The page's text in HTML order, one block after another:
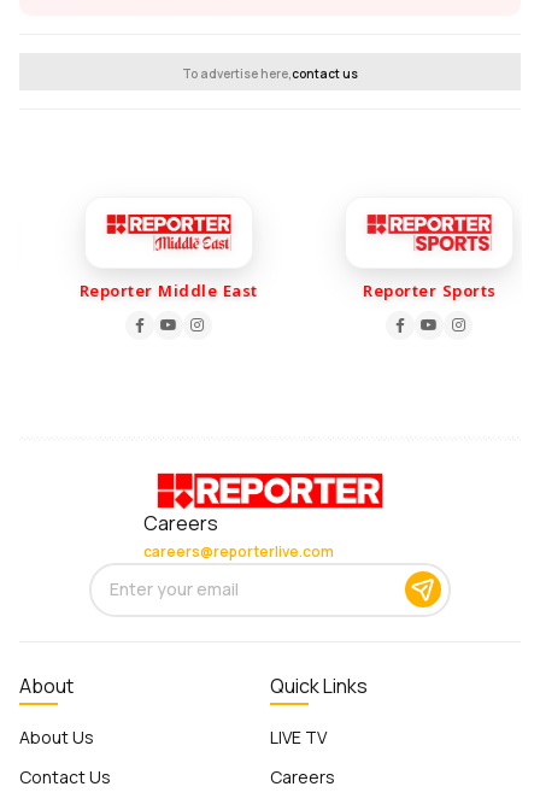
To advertise here,contact us
Reporter Middle East Reporter Sports
Careers
careers@reporterlive.com
About
About Us
Contact Us
Quick Links
LIVE TV
Careers